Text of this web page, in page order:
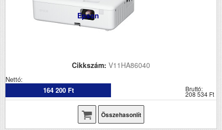
Epson
Cikkszám: V11HA86040
Nettó:
164 200 Ft
Bruttó:
208 534 Ft
Összehasonlít